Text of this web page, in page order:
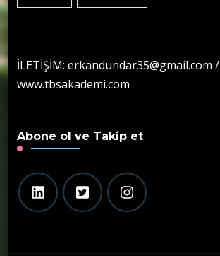
İLETİŞİM: erkandundar35@gmail.com /
www.tbsakademi.com
Abone ol ve Takip et